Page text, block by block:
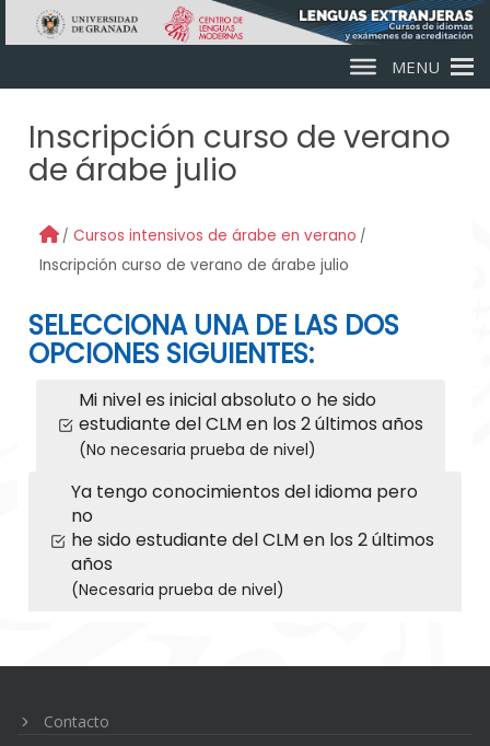
Skip to main content
MENU
Inscripción curso de verano
de árabe julio
Cursos intensivos de árabe en verano
Inscripción curso de verano de árabe julio
SELECCIONA UNA DE LAS DOS
OPCIONES SIGUIENTES:
Mi nivel es inicial absoluto o he sido
estudiante del CLM en los 2 últimos años
(No necesaria prueba de nivel)
Ya tengo conocimientos del idioma pero
no
he sido estudiante del CLM en los 2 últimos
años
(Necesaria prueba de nivel)
de
Contacto